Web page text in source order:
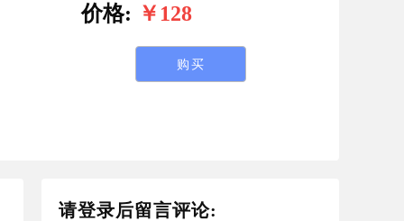
价格: ￥128
购买
请登录后留言评论: